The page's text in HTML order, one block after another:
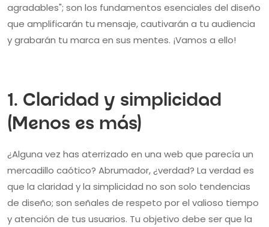
agradables"; son los fundamentos esenciales del diseño
que amplificarán tu mensaje, cautivarán a tu audiencia
y grabarán tu marca en sus mentes. ¡Vamos a ello!
1. Claridad y simplicidad
(Menos es más)
¿Alguna vez has aterrizado en una web que parecía un
mercadillo caótico? Abrumador, ¿verdad? La verdad es
que la claridad y la simplicidad no son solo tendencias
de diseño; son señales de respeto por el valioso tiempo
y atención de tus usuarios. Tu objetivo debe ser que la